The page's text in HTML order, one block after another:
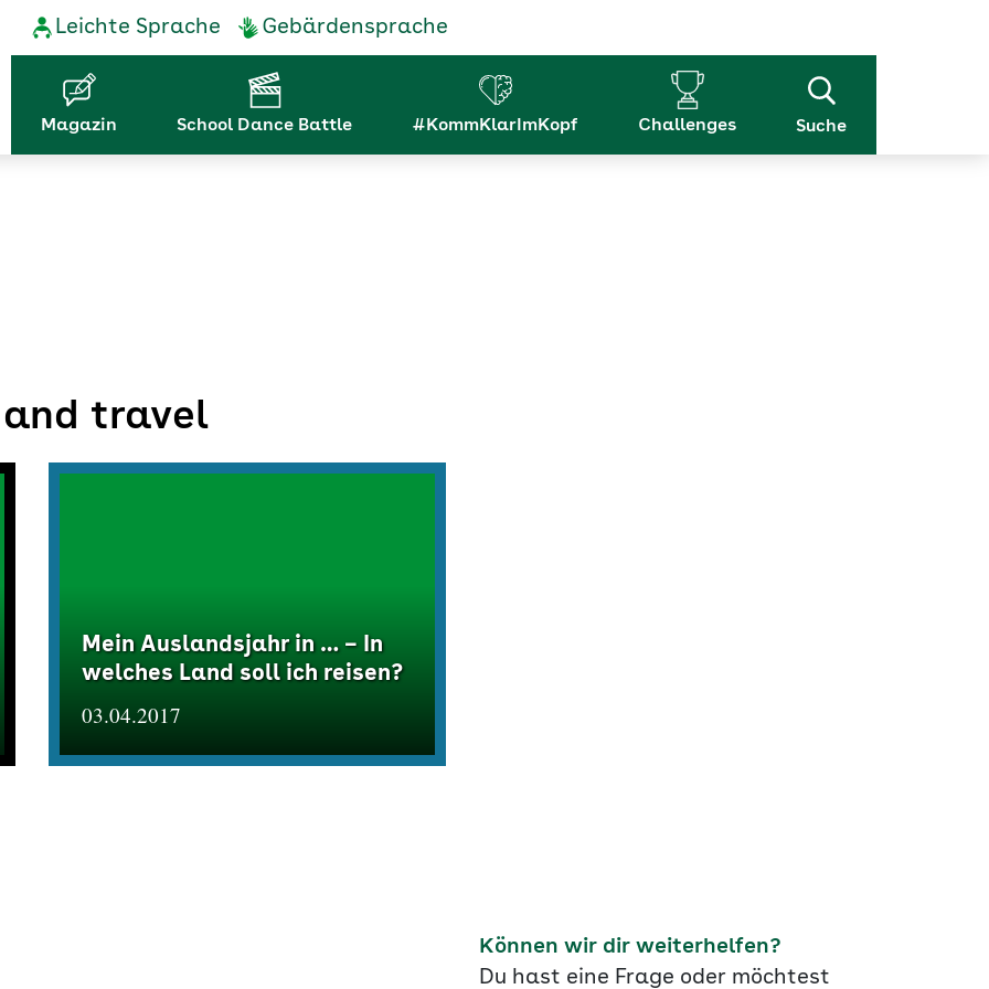
Service-
Navigation
Leichte Sprache Gebärdensprache
Hauptnavigation
Magazin School Dance Battle #KommKlarImKopf Challenges Suche
and travel
Mein Auslandsjahr in … – In
welches Land soll ich reisen?
03.04.2017
Können wir dir weiterhelfen?
Du hast eine Frage oder möchtest